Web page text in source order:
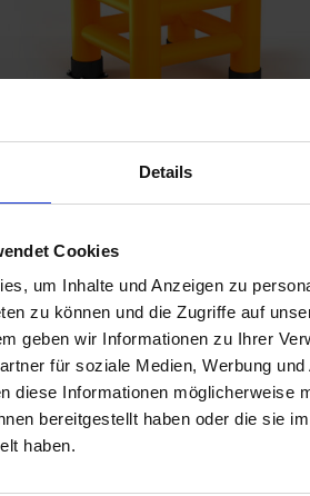
Details
Cookies
um Inhalte und Anzeigen zu
zu können und die Zugriffe auf
geben wir Informationen zu Ihrer
für soziale Medien, Werbung
diese Informationen möglicherweise
bereitgestellt haben oder die sie
haben.
Strong
Strong